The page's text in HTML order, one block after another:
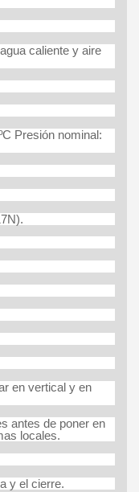
caliente y aire
Presión nominal:
en vertical y en
antes de poner en
locales.
y el cierre.